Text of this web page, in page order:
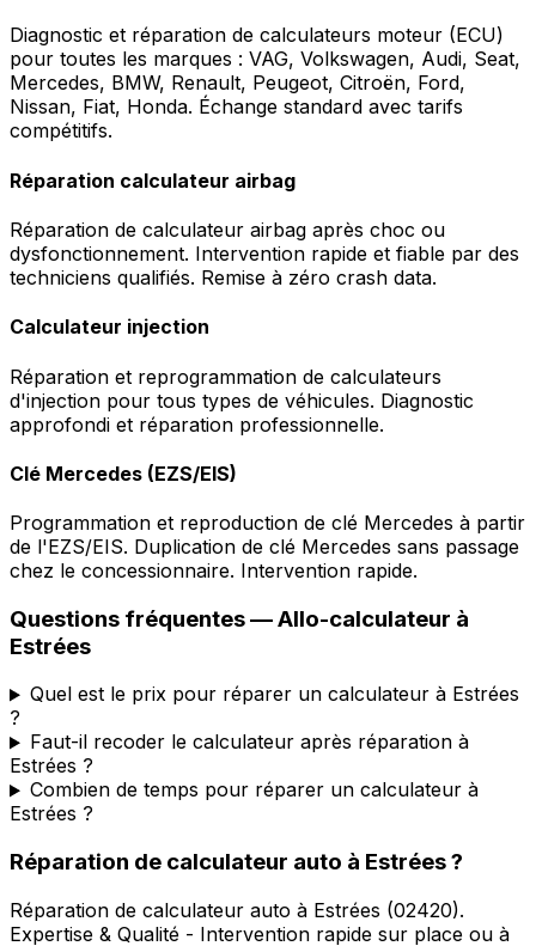
Diagnostic et réparation de calculateurs moteur (ECU)
pour toutes les marques : VAG, Volkswagen, Audi, Seat,
Mercedes, BMW, Renault, Peugeot, Citroën, Ford,
Nissan, Fiat, Honda. Échange standard avec tarifs
compétitifs.
Réparation calculateur airbag
Réparation de calculateur airbag après choc ou
dysfonctionnement. Intervention rapide et fiable par des
techniciens qualifiés. Remise à zéro crash data.
Calculateur injection
Réparation et reprogrammation de calculateurs
d'injection pour tous types de véhicules. Diagnostic
approfondi et réparation professionnelle.
Clé Mercedes (EZS/EIS)
Programmation et reproduction de clé Mercedes à partir
de l'EZS/EIS. Duplication de clé Mercedes sans passage
chez le concessionnaire. Intervention rapide.
Questions fréquentes —Allo-calculateur à
Estrées
Quel est le prix pour réparer un calculateur à Estrées
?
Faut-il recoder le calculateur après réparation à
Estrées ?
Combien de temps pour réparer un calculateur à
Estrées ?
Réparation de calculateur auto à Estrées?
Réparation de calculateur auto à Estrées (02420).
Expertise & Qualité - Intervention rapide sur place ou à